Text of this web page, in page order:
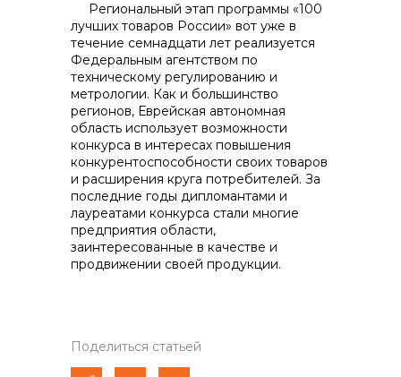
Региональный этап программы «100
лучших товаров России» вот уже в
течение семнадцати лет реализуется
Федеральным агентством по
техническому регулированию и
метрологии. Как и большинство
регионов, Еврейская автономная
область использует возможности
конкурса в интересах повышения
конкурентоспособности своих товаров
и расширения круга потребителей. За
последние годы дипломантами и
лауреатами конкурса стали многие
предприятия области,
заинтересованные в качестве и
продвижении своей продукции.
Поделиться статьей